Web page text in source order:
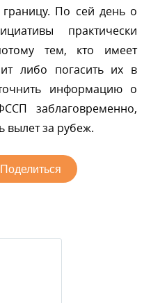
По сей день о
практически
тем, кто имеет
либо погасить их
информацию о
заблаговременно,
вылет за рубеж.
Поделиться